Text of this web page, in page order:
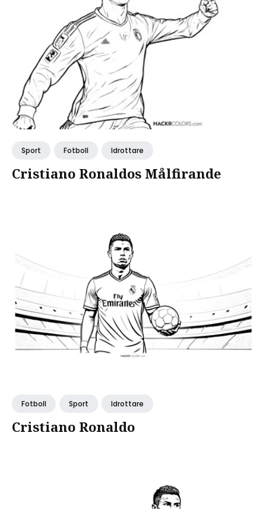
Sport Fotboll Idrottare
Cristiano Ronaldos Målfirande
Fotboll Sport Idrottare
Cristiano Ronaldo